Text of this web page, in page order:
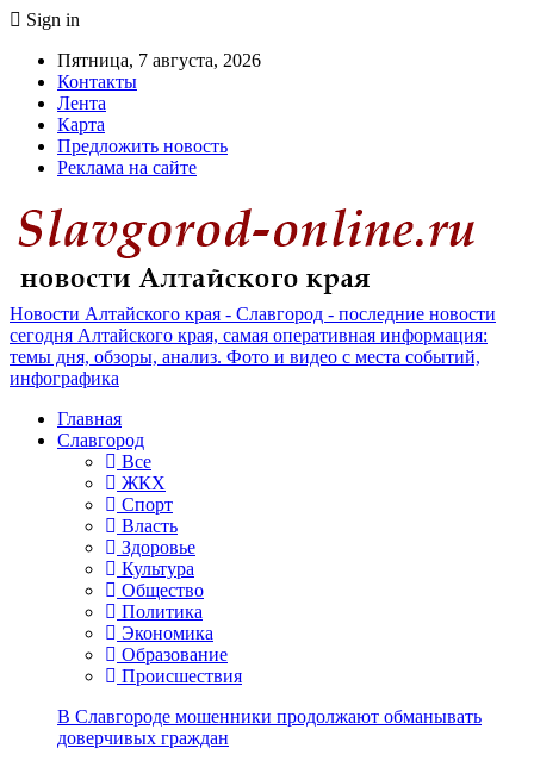
Sign in
Пятница, 7 августа, 2026
Контакты
Лента
Карта
Предложить новость
Реклама на сайте
Новости Алтайского края - Славгород - последние новости
сегодня Алтайского края, самая оперативная информация:
темы дня, обзоры, анализ. Фото и видео с места событий,
инфографика
Главная
Славгород
Все
ЖКХ
Спорт
Власть
Здоровье
Культура
Общество
Политика
Экономика
Образование
Происшествия
В Славгороде мошенники продолжают обманывать
доверчивых граждан